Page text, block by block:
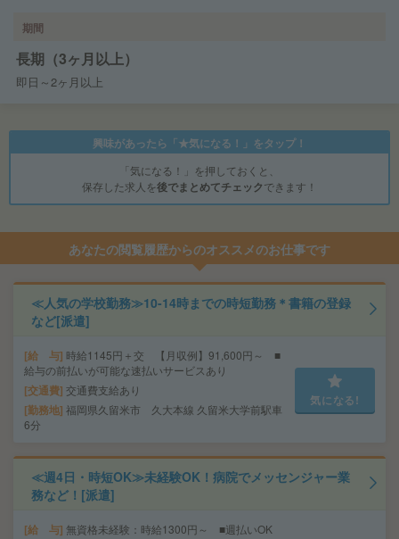
期間
長期（3ヶ月以上）
即日～2ヶ月以上
興味があったら「★気になる！」をタップ！
「気になる！」を押しておくと、
保存した求人を後でまとめてチェックできます！
あなたの閲覧履歴からのオススメのお仕事です
≪人気の学校勤務≫10-14時までの時短勤務＊書籍の登録
など[派遣]
給 与 時給1145円＋交 【月収例】91,600円～ ■
給与の前払いが可能な速払いサービスあり
交通費 交通費支給あり
勤務地 福岡県久留米市 久大本線 久留米大学前駅車
6分
気になる!
≪週4日・時短OK≫未経験OK！病院でメッセンジャー業
務など！[派遣]
給 与 無資格未経験：時給1300円～ ■週払いOK